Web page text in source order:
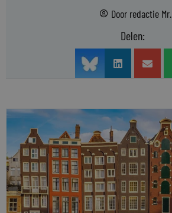
Door redactie Mr.
Delen: